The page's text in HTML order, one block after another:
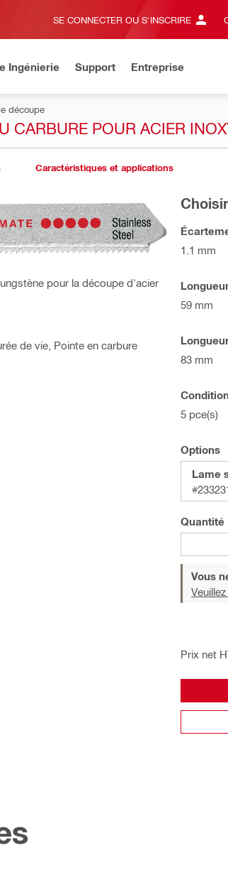
SE CONNECTER OU S'INSCRIRE
Ingénierie Support Entreprise
découpe
CARBURE POUR ACIER
Caractéristiques et applications
pour la découpe d'acier
de vie, Pointe en carbure
1.1 mm
59 mm
83 mm
5 pce(s)
Options
Lame
Quantité
Vous
Prix net